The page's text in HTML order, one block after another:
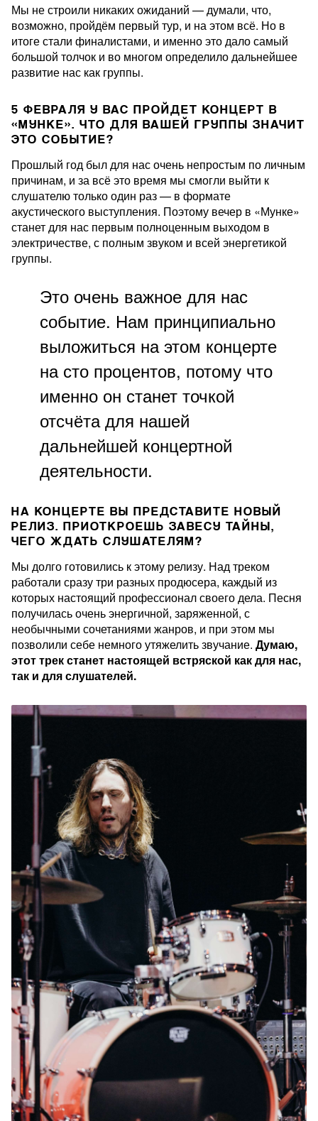
Мы не строили никаких ожиданий — думали, что,
возможно, пройдём первый тур, и на этом всё. Но в
итоге стали финалистами, и именно это дало самый
большой толчок и во многом определило дальнейшее
развитие нас как группы.
5 ФЕВРАЛЯ У ВАС ПРОЙДЕТ КОНЦЕРТ В
«МУНКЕ». ЧТО ДЛЯ ВАШЕЙ ГРУППЫ ЗНАЧИТ
ЭТО СОБЫТИЕ?
Прошлый год был для нас очень непростым по личным
причинам, и за всё это время мы смогли выйти к
слушателю только один раз — в формате
акустического выступления. Поэтому вечер в «Мунке»
станет для нас первым полноценным выходом в
электричестве, с полным звуком и всей энергетикой
группы.
Это очень важное для нас
событие. Нам принципиально
выложиться на этом концерте
на сто процентов, потому что
именно он станет точкой
отсчёта для нашей
дальнейшей концертной
деятельности.
НА КОНЦЕРТЕ ВЫ ПРЕДСТАВИТЕ НОВЫЙ
РЕЛИЗ. ПРИОТКРОЕШЬ ЗАВЕСУ ТАЙНЫ,
ЧЕГО ЖДАТЬ СЛУШАТЕЛЯМ?
Мы долго готовились к этому релизу. Над треком
работали сразу три разных продюсера, каждый из
которых настоящий профессионал своего дела. Песня
получилась очень энергичной, заряженной, с
необычными сочетаниями жанров, и при этом мы
позволили себе немного утяжелить звучание. Думаю,
этот трек станет настоящей встряской как для нас,
так и для слушателей.